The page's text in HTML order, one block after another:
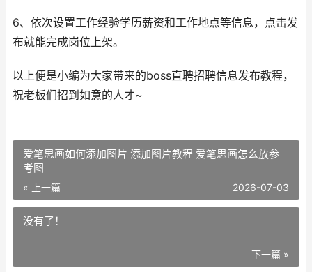
6、依次设置工作经验学历薪资和工作地点等信息，点击发
布就能完成岗位上架。
以上便是小编为大家带来的boss直聘招聘信息发布教程，
祝老板们招到如意的人才~
爱笔思画如何添加图片 添加图片教程 爱笔思画怎么放参
考图
« 上一篇 2026-07-03
没有了！
下一篇 »